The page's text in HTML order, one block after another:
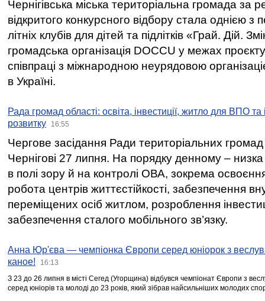
Чернігівська міська територіальна громада за
відкритого конкурсного відбору стала однією
літніх клубів для дітей та підлітків «Грай. Дій.
громадська організація DOCCU у межах
співпраці з міжнародною неурядовою
в Україні.
Рада громад області: освіта, інвестиції, житло для ВПО
розвитку
16:55
Чергове засідання Ради територіальних громад
Чернігові 27 липня. На порядку денному –
в полі зору й на контролі ОВА, зокрема освоєння
робота центрів життєстійкості, забезпечення
переміщених осіб житлом, розроблення
забезпечення сталого мобільного зв’язку.
Анна Юр'єва — чемпіонка Європи серед юніорок з
каное!
16:13
З 23 до 26 липня в місті Сегед (Угорщина) відбувся чемпіонат Європи з
серед юніорів та молоді до 23 років, який зібрав найсильніших молодих